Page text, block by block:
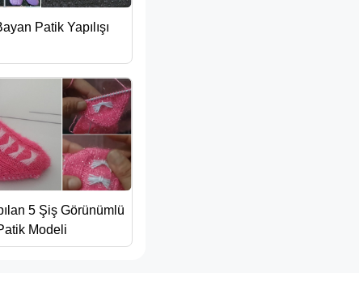
Patik Yapılışı
5 Şiş Görünümlü
Modeli